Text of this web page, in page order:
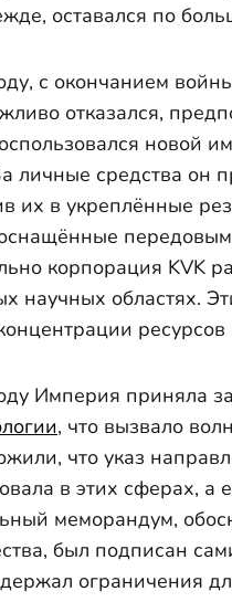
оставался по
с окончанием
отказался,
новой
личные средства он
их в укреплённые
корпорация KVK
научных областях.
ресурсов
Империя приняла
, что вызвало
что указ
в этих сферах, а
меморандум,
был подписан
ограничения